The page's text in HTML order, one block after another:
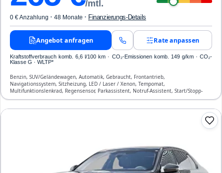
/mtl.
0 € Anzahlung · 48 Monate · Finanzierungs-Details
Angebot anfragen Rate anpassen
Kraftstoffverbrauch komb. 6,6 l/100 km · CO₂-Emissionen komb. 149 g/km · CO₂-
Klasse G · WLTP*
Benzin, SUV/Geländewagen, Automatik, Gebraucht, Frontantrieb,
Navigationssystem, Sitzheizung, LED / Laser / Xenon, Tempomat,
Multifunktionslenkrad, Regensensor, Parkassistent, Notruf-Assistent, Start/Stopp-
Automatik, Bluetooth, Freisprecheinrichtung, Verkehrszeichen-Erkennung, ESP, ABS,